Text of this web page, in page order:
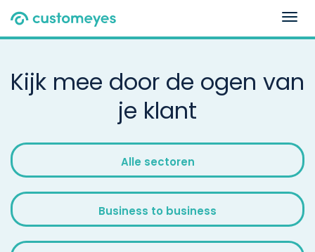
Kijk mee door de ogen van
je klant
Alle sectoren
Business to business